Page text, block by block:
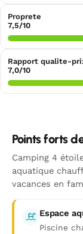
Proprete
7,5/10
Rapport qualite-
7,0/10
Points forts
Camping 4
aquatique
vacances en
Espace
Piscine